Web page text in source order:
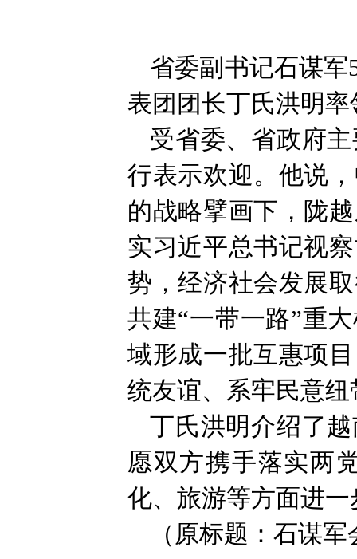
省委副书记石谋
表团团长丁氏洪明
受省委、省政府
行表示欢迎。他说
的战略擘画下，陇
实习近平总书记视
势，经济社会发展
共建“一带一路”重
域形成一批互惠项
统友谊、系牢民意纽
丁氏洪明介绍了
愿双方携手落实两
化、旅游等方面进
（原标题：石谋